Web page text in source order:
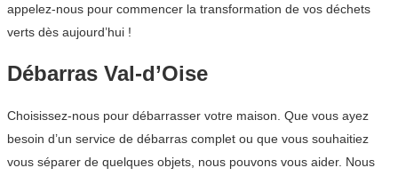
appelez-nous pour commencer la transformation de vos déchets
verts dès aujourd’hui !
Débarras Val-d’Oise
Choisissez-nous pour débarrasser votre maison. Que vous ayez
besoin d’un service de débarras complet ou que vous souhaitiez
vous séparer de quelques objets, nous pouvons vous aider. Nous